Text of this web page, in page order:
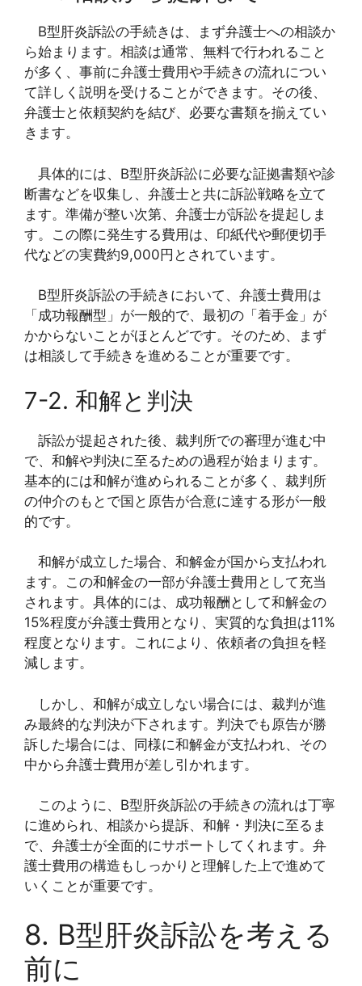
B型肝炎訴訟の手続きは、まず弁護士への相談か
ら始まります。相談は通常、無料で行われること
が多く、事前に弁護士費用や手続きの流れについ
て詳しく説明を受けることができます。その後、
弁護士と依頼契約を結び、必要な書類を揃えてい
きます。
具体的には、B型肝炎訴訟に必要な証拠書類や診
断書などを収集し、弁護士と共に訴訟戦略を立て
ます。準備が整い次第、弁護士が訴訟を提起しま
す。この際に発生する費用は、印紙代や郵便切手
代などの実費約9,000円とされています。
B型肝炎訴訟の手続きにおいて、弁護士費用は
「成功報酬型」が一般的で、最初の「着手金」が
かからないことがほとんどです。そのため、まず
は相談して手続きを進めることが重要です。
7-2. 和解と判決
訴訟が提起された後、裁判所での審理が進む中
で、和解や判決に至るための過程が始まります。
基本的には和解が進められることが多く、裁判所
の仲介のもとで国と原告が合意に達する形が一般
的です。
和解が成立した場合、和解金が国から支払われ
ます。この和解金の一部が弁護士費用として充当
されます。具体的には、成功報酬として和解金の
15%程度が弁護士費用となり、実質的な負担は11%
程度となります。これにより、依頼者の負担を軽
減します。
しかし、和解が成立しない場合には、裁判が進
み最終的な判決が下されます。判決でも原告が勝
訴した場合には、同様に和解金が支払われ、その
中から弁護士費用が差し引かれます。
このように、B型肝炎訴訟の手続きの流れは丁寧
に進められ、相談から提訴、和解・判決に至るま
で、弁護士が全面的にサポートしてくれます。弁
護士費用の構造もしっかりと理解した上で進めて
いくことが重要です。
8. B型肝炎訴訟を考える
前に